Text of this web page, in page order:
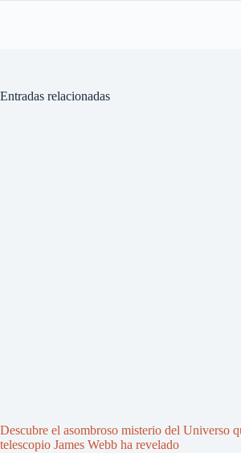
Entradas relacionadas
Descubre el asombroso misterio del Universo
telescopio James Webb ha revelado